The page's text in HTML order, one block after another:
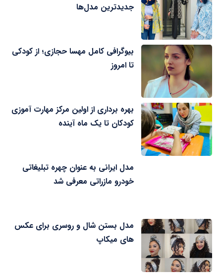
جدیدترین مدل‌ها
بیوگرافی کامل مهسا حجازی؛ از کودکی
تا امروز
بهره برداری از اولین مرکز مهارت آموزی
کودکان تا یک ماه آینده
مدل ایرانی به عنوان چهره تبلیغاتی
خودرو مازراتی معرفی شد
مدل بستن شال و روسری برای عکس
های میکاپ